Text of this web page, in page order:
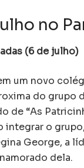
no
(6 de julho)
um novo
do grupo
de “As
o
George, a
dela.